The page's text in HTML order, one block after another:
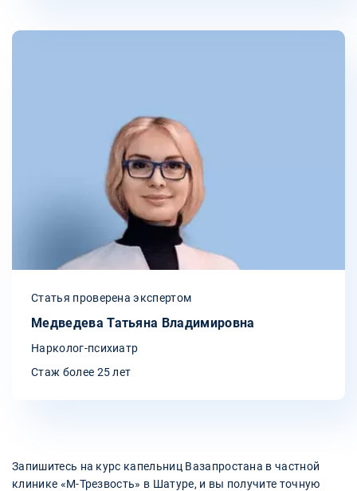
Статья проверена экспертом
Медведева Татьяна Владимировна
Нарколог-психиатр
Стаж более 25 лет
Запишитесь на курс капельниц Вазапростана в частной
клинике «М-Трезвость» в Шатуре, и вы получите точную